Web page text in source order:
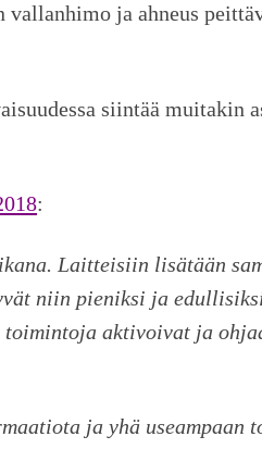
ja ahneus
siintää muitakin
:
Laitteisiin lisätään
niin pieniksi ja
toimintoja aktivoivat ja
ja yhä useampaan